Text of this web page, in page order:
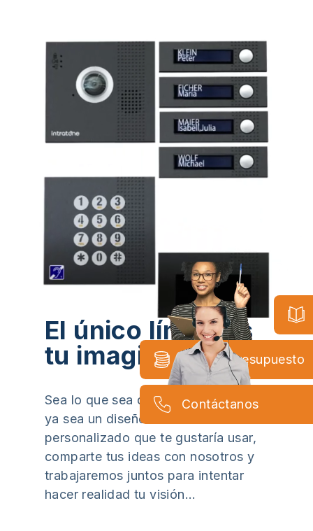
Solicita presupuesto
Contáctanos
El único límite es
tu imaginación.
Sea lo que sea que tengas en mente,
ya sea un diseño loco o un material
personalizado que te gustaría usar,
comparte tus ideas con nosotros y
trabajaremos juntos para intentar
hacer realidad tu visión…